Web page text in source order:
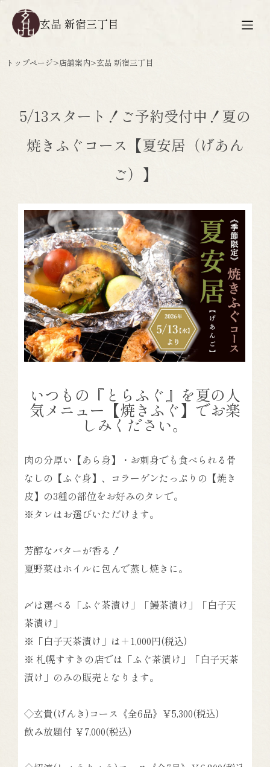
玄品 新宿三丁目
トップページ>店舗案内>玄品 新宿三丁目
5/13スタート！ご予約受付中！夏の
焼きふぐコース【夏安居（げあん
ご）】
いつもの『とらふぐ』を夏の人
気メニュー【焼きふぐ】でお楽
しみください。
肉の分厚い【あら身】・お刺身でも食べられる骨
なしの【ふぐ身】、コラーゲンたっぷりの【焼き
皮】の3種の部位をお好みのタレで。
※タレはお選びいただけます。
芳醇なバターが香る！
夏野菜はホイルに包んで蒸し焼きに。
〆は選べる「ふぐ茶漬け」「鰻茶漬け」「白子天
茶漬け」
※「白子天茶漬け」は＋1,000円(税込)
※ 札幌すすきの店では「ふぐ茶漬け」「白子天茶
漬け」のみの販売となります。
◇玄貴(げんき)コース《全6品》￥5,300(税込)
飲み放題付 ￥7,000(税込)